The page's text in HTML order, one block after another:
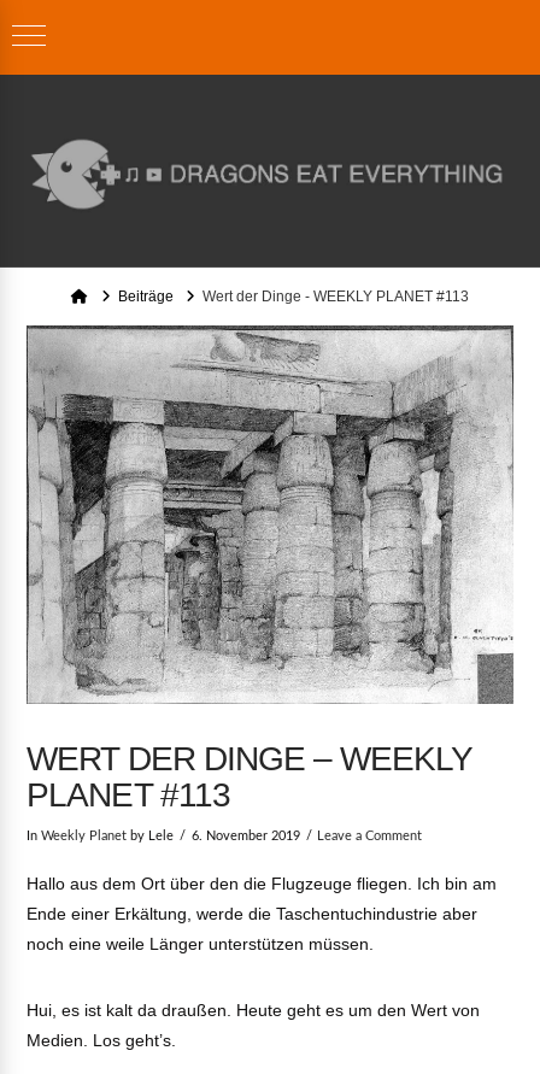
HomeBeiträge Wert der Dinge - WEEKLY PLANET #113
WERT DER DINGE – WEEKLY
PLANET #113
InWeekly Planet by Lele 6. November 2019 Leave a Comment
Hallo aus dem Ort über den die Flugzeuge fliegen. Ich bin am
Ende einer Erkältung, werde die Taschentuchindustrie aber
noch eine weile Länger unterstützen müssen.
Hui, es ist kalt da draußen. Heute geht es um den Wert von
Medien. Los geht’s.